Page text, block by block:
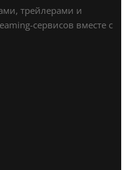
трейлерами и
сервисов вместе с